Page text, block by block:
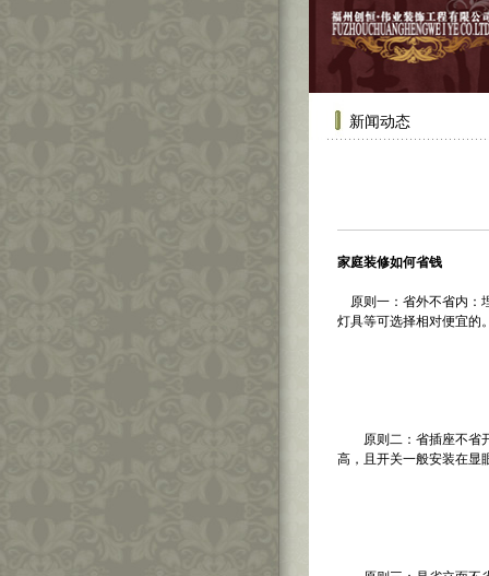
新闻动态
家庭装修如何省钱
原则一：省外不省内：
灯具等可选择相对便宜
原则二：省插座不省开
高，且开关一般安装在显